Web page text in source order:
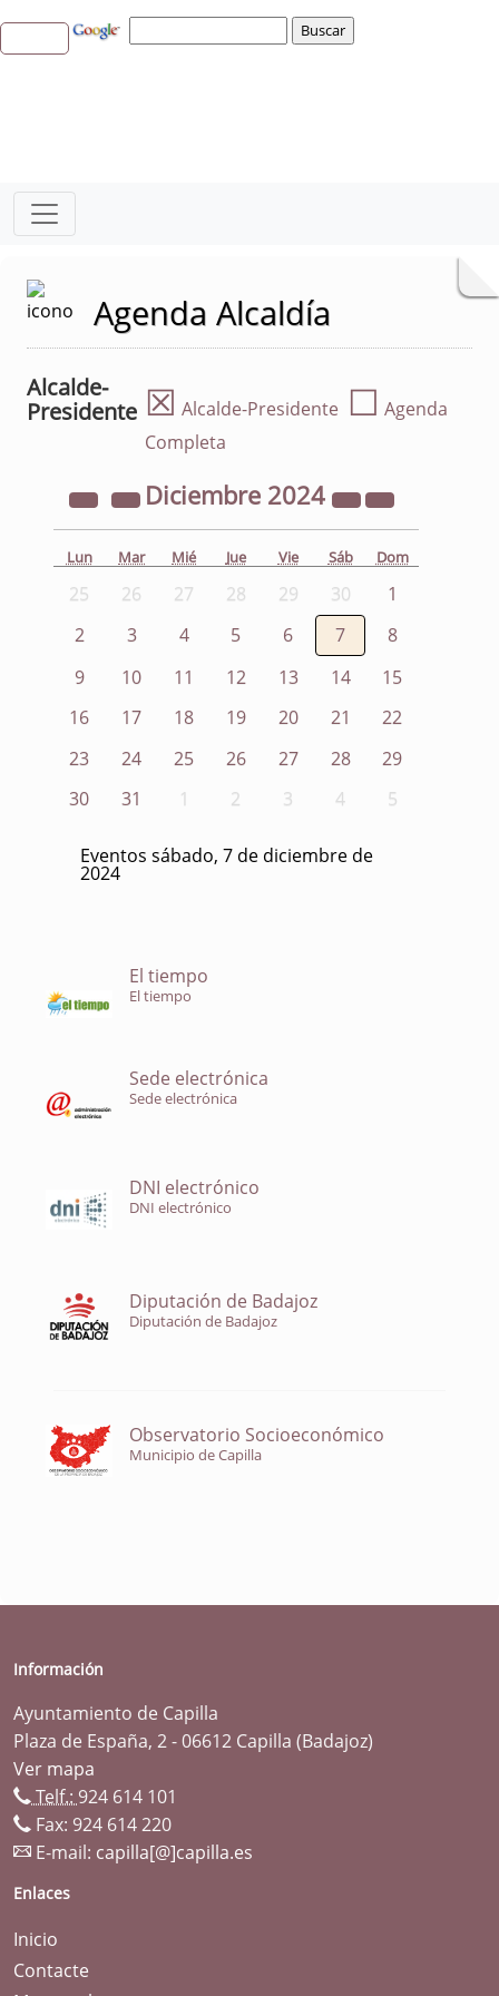
Agenda Alcaldía
Alcalde-
Presidente ☒ Alcalde-Presidente ☐ Agenda
Completa
Diciembre 2024
Lun Mar Mié Jue Vie Sáb Dom
25 26 27 28 29 30
1
2
3 4 5 6 7
8
9
10 11 12 13 14
15
16
17 18 19 20 21
22
23
24 25 26 27 28
29
30
31 1 2 3 4 5
Eventos sábado, 7 de diciembre de
2024
El tiempo
El tiempo
Sede electrónica
Sede electrónica
DNI electrónico
DNI electrónico
Diputación de Badajoz
Diputación de Badajoz
Observatorio Socioeconómico
Municipio de Capilla
Información
Ayuntamiento de Capilla
Plaza de España, 2 - 06612 Capilla (Badajoz)
Ver mapa
Telf.: 924 614 101
Fax: 924 614 220
E-mail: capilla[@]capilla.es
Enlaces
Inicio
Contacte